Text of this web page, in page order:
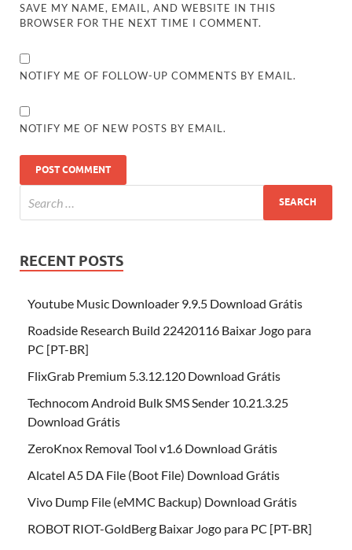
SAVE MY NAME, EMAIL, AND WEBSITE IN THIS
BROWSER FOR THE NEXT TIME I COMMENT.
NOTIFY ME OF FOLLOW-UP COMMENTS BY EMAIL.
NOTIFY ME OF NEW POSTS BY EMAIL.
RECENT POSTS
Youtube Music Downloader 9.9.5 Download Grátis
Roadside Research Build 22420116 Baixar Jogo para
PC [PT-BR]
FlixGrab Premium 5.3.12.120 Download Grátis
Technocom Android Bulk SMS Sender 10.21.3.25
Download Grátis
ZeroKnox Removal Tool v1.6 Download Grátis
Alcatel A5 DA File (Boot File) Download Grátis
Vivo Dump File (eMMC Backup) Download Grátis
ROBOT RIOT-GoldBerg Baixar Jogo para PC [PT-BR]